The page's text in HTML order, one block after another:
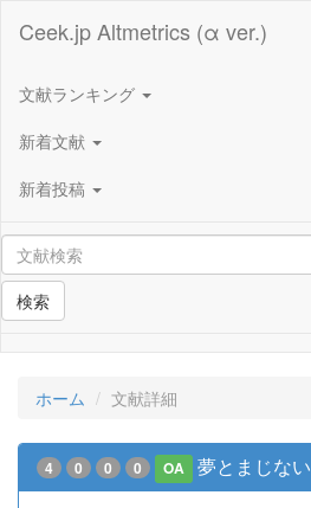
Ceek.jp Altmetrics (α ver.)
文献ランキング
新着文献
新着投稿
検索
ホーム 文献詳細
4 0 0 0 OA 夢とまじない